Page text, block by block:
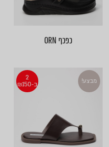
כפכף ORN
2
ב-₪150
מבצע!